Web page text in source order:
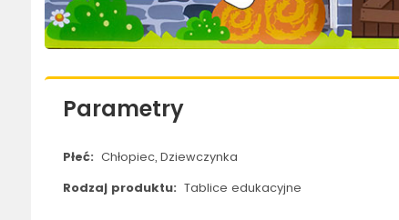
Parametry
Płeć: Chłopiec, Dziewczynka
Rodzaj produktu: Tablice edukacyjne